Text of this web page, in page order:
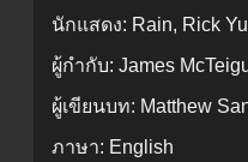
นักแสดง: Rain, Rick
ผู้กำกับ: James
ผู้เขียนบท: Matthew
ภาษา: English